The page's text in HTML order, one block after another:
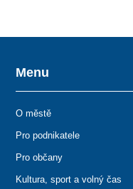
Menu
O městě
Pro podnikatele
Pro občany
Kultura, sport a volný čas